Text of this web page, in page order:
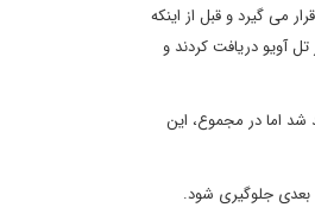
می گیرد و قبل از اینکه
آویو دریافت کردند و
اما در مجموع، این
بعدی جلوگیری شود.